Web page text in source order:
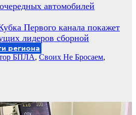
автомобилей
Первого канала покажет
лидеров сборной
региона
БПЛА, Своих Не Бросаем,